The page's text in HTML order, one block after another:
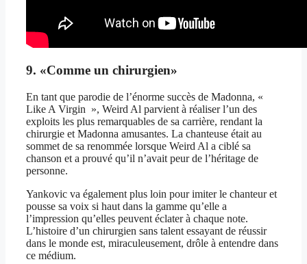
9. «Comme un chirurgien»
En tant que parodie de l’énorme succès de Madonna, «
Like A Virgin », Weird Al parvient à réaliser l’un des
exploits les plus remarquables de sa carrière, rendant la
chirurgie et Madonna amusantes. La chanteuse était au
sommet de sa renommée lorsque Weird Al a ciblé sa
chanson et a prouvé qu’il n’avait peur de l’héritage de
personne.
Yankovic va également plus loin pour imiter le chanteur et
pousse sa voix si haut dans la gamme qu’elle a
l’impression qu’elles peuvent éclater à chaque note.
L’histoire d’un chirurgien sans talent essayant de réussir
dans le monde est, miraculeusement, drôle à entendre dans
ce médium.